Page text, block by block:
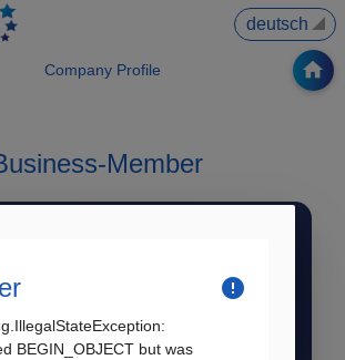
Company Profile home
Member
error
BEGIN_OBJECT but was